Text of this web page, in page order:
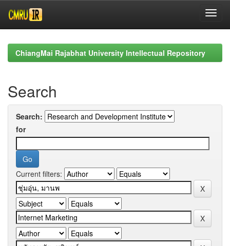
navigationChiangMai Rajabhat University Intellectual Repository
Search
Search:
for
Current filters: